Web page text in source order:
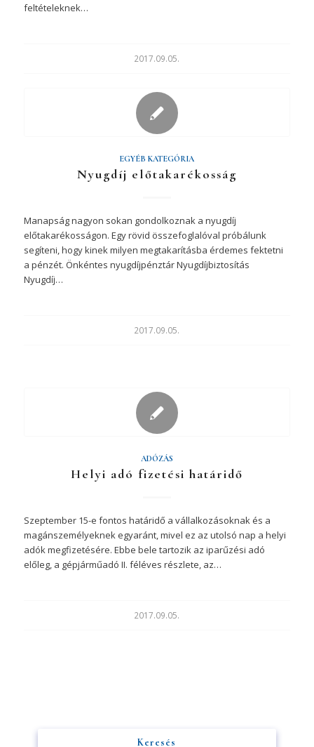
feltételeknek…
2017.09.05.
EGYÉB KATEGÓRIA
Nyugdíj előtakarékosság
Manapság nagyon sokan gondolkoznak a nyugdíj
előtakarékosságon. Egy rövid összefoglalóval próbálunk
segíteni, hogy kinek milyen megtakarításba érdemes fektetni
a pénzét. Önkéntes nyugdíjpénztár Nyugdíjbiztosítás
Nyugdíj…
2017.09.05.
ADÓZÁS
Helyi adó fizetési határidő
Szeptember 15-e fontos határidő a vállalkozásoknak és a
magánszemélyeknek egyaránt, mivel ez az utolsó nap a helyi
adók megfizetésére. Ebbe bele tartozik az iparűzési adó
előleg, a gépjárműadó II. féléves részlete, az…
2017.09.05.
Keresés